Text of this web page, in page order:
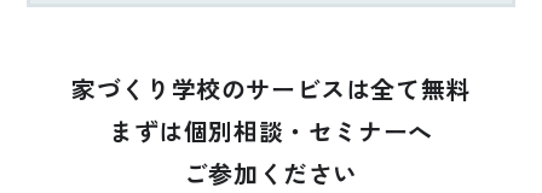
家づくり学校のサービスは全て無料
まずは個別相談・セミナーへ
ご参加ください